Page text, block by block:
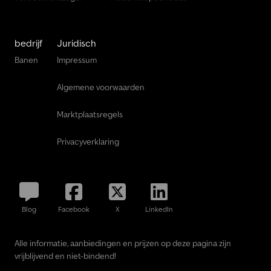
bedrijf
Banen
Juridisch
Impressum
Algemene voorwaarden
Marktplaatsregels
Privacyverklaring
Blog Facebook X LinkedIn
Alle informatie, aanbiedingen en prijzen op deze pagina zijn
vrijblijvend en niet-bindend!